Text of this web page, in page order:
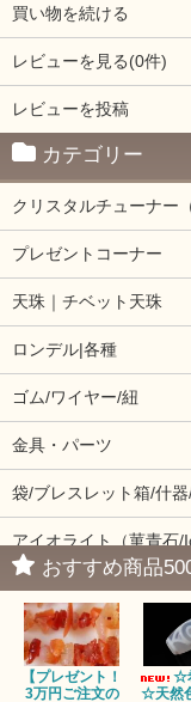
買い物を続ける
レビューを見る(0件)
レビューを投稿
カテゴリー
クリスタルチューナー
プレゼントコーナー
天珠｜チベット天珠
ロンデル|各種
ゴム/ワイヤー/紐
金具・パーツ
袋/ブレスレット箱/什
アイオライト（菫青石/
アイドクレーズ（
アクアマリン（藍玉/
アクチノライトイン
おすすめ商品
【プレゼント！
3万円ご注文の
☆
☆天然